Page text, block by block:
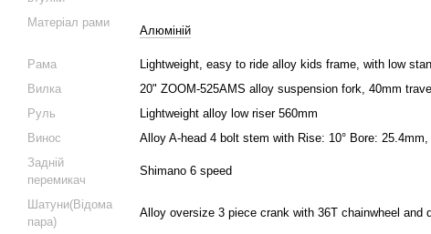
Матеріал рами
Алюміній
Рама
Lightweight, easy to ride alloy kids frame, with low
Вилка
20" ZOOM-525AMS alloy suspension fork, 40mm
Руль
Lightweight alloy low riser 560mm
Винос
Alloy A-head 4 bolt stem with Rise: 10° Bore:
Задній
перемикач
Shimano 6 speed
Шатуни(Відома
пара)
Alloy oversize 3 piece crank with 36T chainwheel and